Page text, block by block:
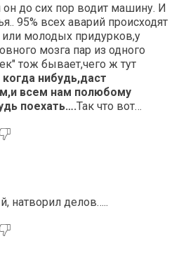
до сих пор водит машину. И
95% всех аварий происходят
молодых придурков,у
мозга пар из одного
тож бывает,чего ж тут
нибудь,даст
всем нам полюбому
поехать….Так что вот…
натворил делов…..